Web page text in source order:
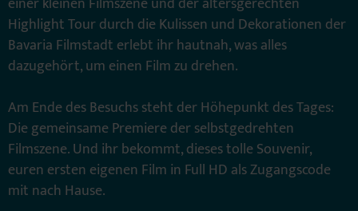
Highlight Tour durch die Kulissen und Dekorationen der
Bavaria Filmstadt erlebt ihr hautnah, was alles
dazugehört, um einen Film zu drehen.
Am Ende des Besuchs steht der Höhepunkt des Tages:
Die gemeinsame Premiere der selbstgedrehten
Filmszene. Und ihr bekommt, dieses tolle Souvenir,
euren ersten eigenen Film in Full HD als Zugangscode
mit nach Hause.